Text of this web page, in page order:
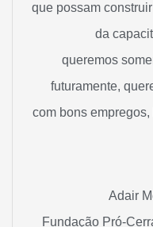
que possam
da
queremos
futuramente,
com bons
Adair
Fundação Pró-